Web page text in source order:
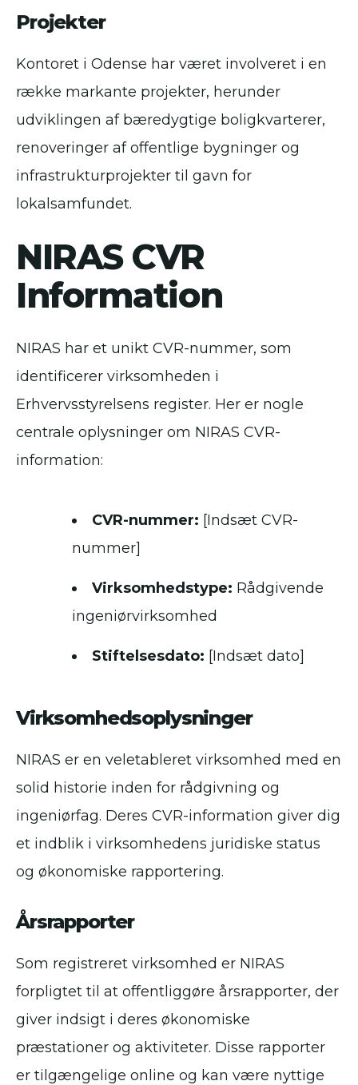
Projekter
Kontoret i Odense har været involveret i en
række markante projekter, herunder
udviklingen af bæredygtige boligkvarterer,
renoveringer af offentlige bygninger og
infrastrukturprojekter til gavn for
lokalsamfundet.
NIRAS CVR
Information
NIRAS har et unikt CVR-nummer, som
identificerer virksomheden i
Erhvervsstyrelsens register. Her er nogle
centrale oplysninger om NIRAS CVR-
information:
CVR-nummer: [Indsæt CVR-
nummer]
Virksomhedstype: Rådgivende
ingeniørvirksomhed
Stiftelsesdato: [Indsæt dato]
Virksomhedsoplysninger
NIRAS er en veletableret virksomhed med en
solid historie inden for rådgivning og
ingeniørfag. Deres CVR-information giver dig
et indblik i virksomhedens juridiske status
og økonomiske rapportering.
Årsrapporter
Som registreret virksomhed er NIRAS
forpligtet til at offentliggøre årsrapporter, der
giver indsigt i deres økonomiske
præstationer og aktiviteter. Disse rapporter
er tilgængelige online og kan være nyttige